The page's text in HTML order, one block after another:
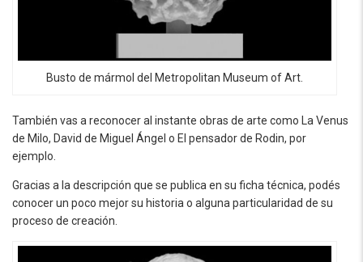
Busto de mármol del Metropolitan Museum of Art.
También vas a reconocer al instante obras de arte como La Venus
de Milo, David de Miguel Ángel o El pensador de Rodin, por
ejemplo.
Gracias a la descripción que se publica en su ficha técnica, podés
conocer un poco mejor su historia o alguna particularidad de su
proceso de creación.